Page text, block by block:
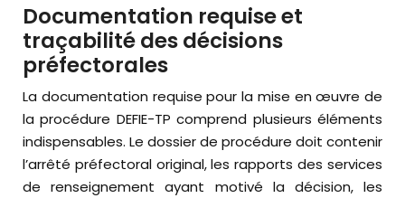
Documentation requise et
traçabilité des décisions
préfectorales
La documentation requise pour la mise en œuvre de
la procédure DEFIE-TP comprend plusieurs éléments
indispensables. Le dossier de procédure doit contenir
l’arrêté préfectoral original, les rapports des services
de renseignement ayant motivé la décision, les